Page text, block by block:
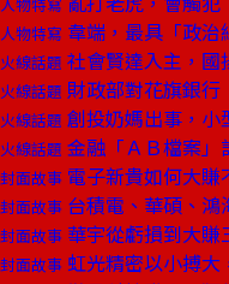
人物特寫 韋端，最具「政
火線話題 社會賢達入主，國
火線話題 財政部對花旗銀行
火線話題 創投奶媽出事，小
火線話題 金融「ＡＢ檔案」
封面故事 電子新貴如何大賺
封面故事 台積電、華碩、鴻
封面故事 華宇從虧損到大賺
封面故事 虹光精密以小搏